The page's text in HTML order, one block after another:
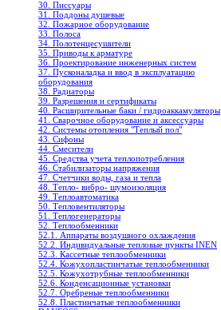
30. Писсуары
31. Поддоны душевые
32. Пожарное оборудование
33. Полоса
34. Полотенцесушители
35. Приводы к арматуре
36. Проектирование инженерных систем
37. Пусконаладка и ввод в эксплуатацию
оборудования
38. Радиаторы
39. Разрешения и сертификаты
40. Расширительные баки / гидроаккамуляторы
41. Сварочное оборудование и аксессуары
42. Системы отопления "Теплый пол"
43. Сифоны
44. Смесители
45. Средства учета теплопотребления
46. Стабилизаторы напряжения
47. Счетчики воды, газа и тепла
48. Тепло- вибро- шумоизоляция
49. Теплоавтоматика
50. Тепловентиляторы
51. Теплогенераторы
52. Теплообменники
52.1. Аппараты воздушного охлаждения
52.2. Индивидуальные тепловые пункты INEN
52.3. Кассетные теплообменники
52.4. Кожухопластинчатые теплообменники
52.5. Кожухотрубные теплообменники
52.6. Конденсационные установки
52.7. Оребреные теплообменники
52.8. Пластинчатые теплообменники